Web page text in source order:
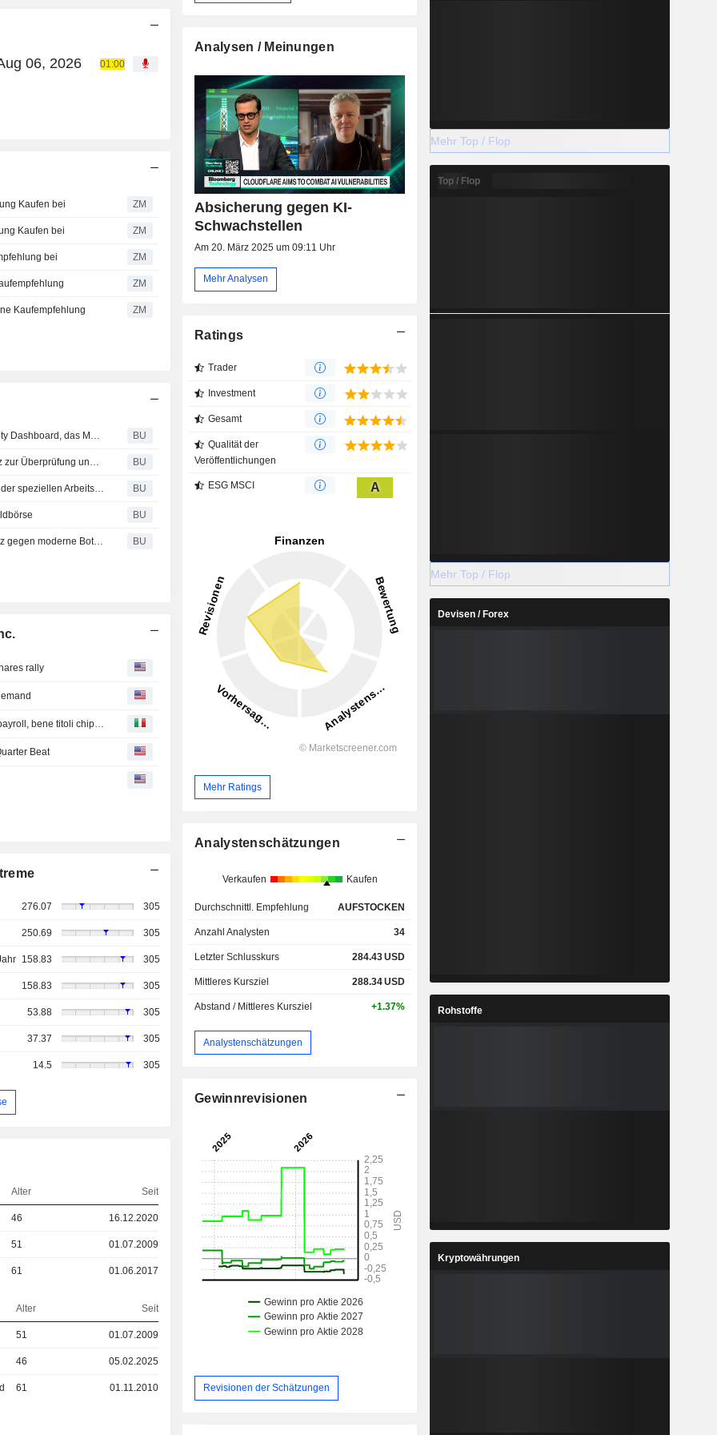
06, 2026 01:00
Kaufen bei ZM
Kaufen bei ZM
bei ZM
ZM
Kaufempfehlung ZM
Cloudflare erweitert seine AEO-Suite um das AEO Visibility Dashboard, das Marken zeigt, ob KI-Assistenten sie empfehlen BU
Cloudflare bietet Unternehmen umfassende Transparenz zur Überprüfung und Analyse des KI-Einsatzes BU
Cloudflare OS ist die erste KI-Arbeitsumgebung, die sich der speziellen Arbeitsweise von Unternehmen anpasst BU
BU
Cloudflare stellt Precursor vor: Verhaltensbasierter Schutz gegen moderne Bots mit nur einem Klick BU
rally
Borsa Usa, futures S&P 500, Dow invariati in attesa dati payroll, bene titoli chip, software
Beat
276.07 305
250.69 305
158.83 305
158.83 305
53.88 305
37.37 305
14.5 305
Alter Seit
46 16.12.2020
51 01.07.2009
61 01.06.2017
Alter Seit
51 01.07.2009
46 05.02.2025
61 01.11.2010
Analysen / Meinungen
Absicherung gegen KI-
Schwachstellen
Am 20. März 2025 um 09:11 Uhr
Mehr Analysen
Ratings
Trader
Investment
Gesamt
Qualität der
Veröffentlichungen
ESG MSCI A
Mehr Ratings
Analystenschätzungen
Verkaufen Kaufen
Durchschnittl. Empfehlung AUFSTOCKEN
Anzahl Analysten 34
Letzter Schlusskurs 284.43USD
Mittleres Kursziel 288.34USD
Abstand / Mittleres Kursziel +1.37%
Analystenschätzungen
Gewinnrevisionen
Revisionen der Schätzungen
Mehr Top / Flop
Top / Flop
Mehr Top / Flop
Devisen / Forex
Rohstoffe
Kryptowährungen